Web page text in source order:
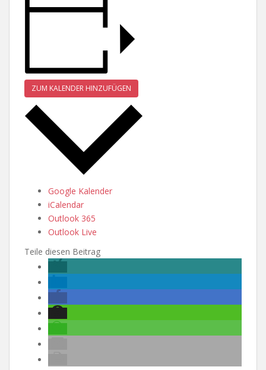
ZUM KALENDER HINZUFÜGEN
Google Kalender
iCalendar
Outlook 365
Outlook Live
Teile diesen Beitrag